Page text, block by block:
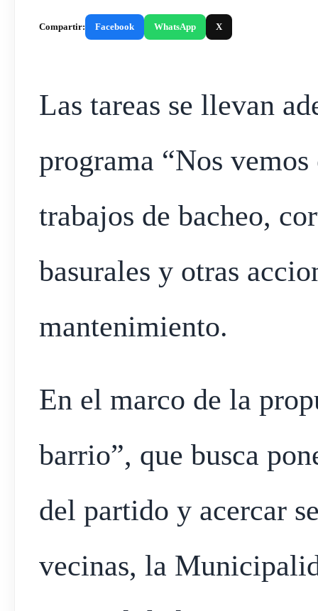
Compartir: Facebook WhatsApp X
Las tareas se llevan
programa “Nos
trabajos de bacheo,
basurales y otras
mantenimiento.
En el marco de la
barrio”, que busca
del partido y acercar
vecinas, la